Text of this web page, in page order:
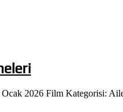
2026 Film Kategorisi: